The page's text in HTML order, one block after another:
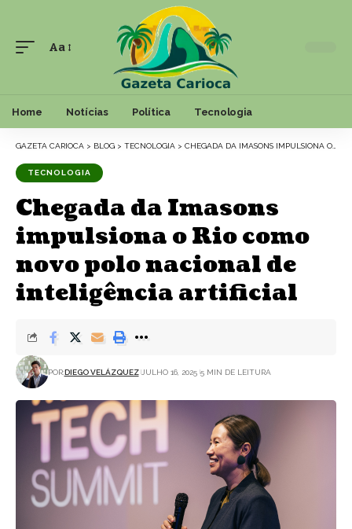
Font
Aa
Home Notícias Política Tecnologia
GAZETA CARIOCA > BLOG > TECNOLOGIA > CHEGADA DA IMASONS IMPULSIONA O RIO COMO NOVO POLO NACIONAL DE INTELIGÊNCIA ARTIFICIAL
TECNOLOGIA
Chegada da Imasons
impulsiona o Rio como
novo polo nacional de
inteligência artificial
POR:DIEGO VELÁZQUEZ JULHO 16, 2025 5 MIN DE LEITURA